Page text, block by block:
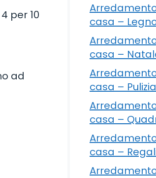
per 10
ad
casa –
casa –
casa – Pulizia
casa –
casa –